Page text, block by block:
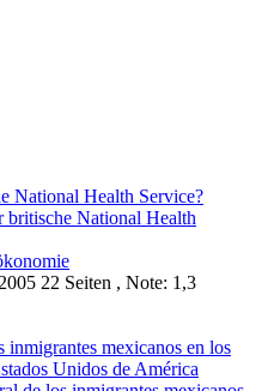
National Health Service?
22 Seiten , Note: 1,3
mexicanos en los
Unidos de América